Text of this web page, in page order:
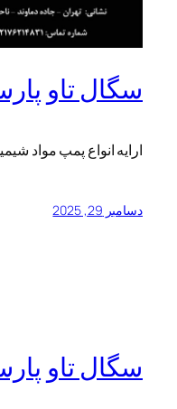
سگال تاو
ارایه انواع پمپ مواد
دسامبر 29, 2025
سگال تاو